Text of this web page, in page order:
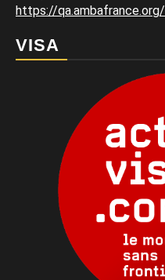
https://qa.ambafrance.org/
VISA